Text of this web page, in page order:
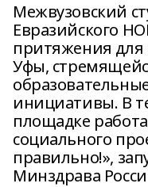
Межвузовский
Евразийского
притяжения
Уфы,
инициативы. В
площадке
социального
правильно!»,
Минздрава